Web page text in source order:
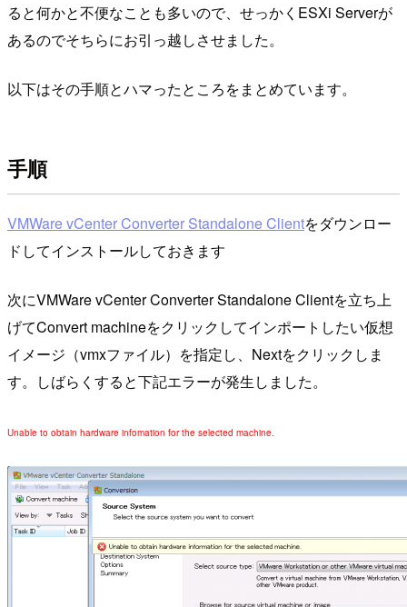
ると何かと不便なことも多いので、せっかくESXi Serverが
あるのでそちらにお引っ越しさせました。
以下はその手順とハマったところをまとめています。
手順
VMWare vCenter Converter Standalone Clientをダウンロー
ドしてインストールしておきます
次にVMWare vCenter Converter Standalone Clientを立ち上
げてConvert machineをクリックしてインポートしたい仮想
イメージ（vmxファイル）を指定し、Nextをクリックしま
す。しばらくすると下記エラーが発生しました。
Unable to obtain hardware infomation for the selected machine.